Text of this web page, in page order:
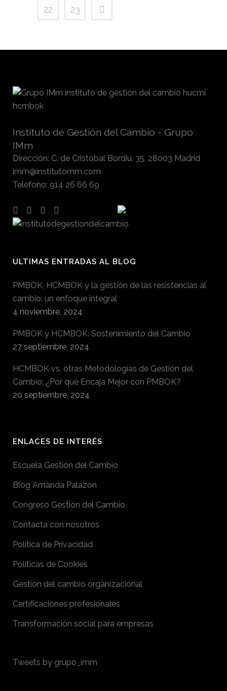
22
23
Instituto de Gestión del Cambio - Grupo
IMm
Dirección: C. de Cristóbal Bordiú, 35, 28003 Madrid
imm@institutomm.com
Teléfono: 914 26 66 69
ULTIMAS ENTRADAS AL BLOG
PMBOK, HCMBOK y la gestión de las resistencias al
cambio: un enfoque integral
4 noviembre, 2024
PMBOK y HCMBOK: Sostenimiento del Cambio
27 septiembre, 2024
HCMBOK vs. otras Metodologías de Gestión del
Cambio: ¿Por qué Encaja Mejor con PMBOK?
20 septiembre, 2024
ENLACES DE INTERÉS
Escuela Gestión del Cambio
Blog Amanda Palazon
Congreso Gestión del Cambio
Contacta con nosotros
Política de Privacidad
Políticas de Cookies
Gestión del cambio organizacional
Certificaciones profesionales
Transformación social para empresas
Tweets by grupo_imm